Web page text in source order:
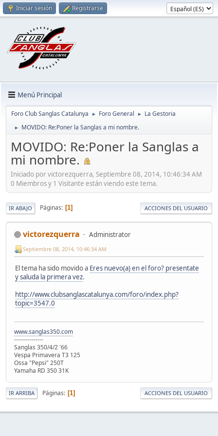
Iniciar sesión Registrarse
Menú Principal
Foro Club Sanglas Catalunya ► Foro General ► La Gestoria
► MOVIDO: Re:Poner la Sanglas a mi nombre.
MOVIDO: Re:Poner la Sanglas a
mi nombre.
Iniciado por victorezquerra, Septiembre 08, 2014, 10:46:34 AM
0 Miembros y 1 Visitante están viendo este tema.
IR ABAJO Páginas 1 ACCIONES DEL USUARIO
victorezquerra Administrator
Septiembre 08, 2014, 10:46:34 AM
El tema ha sido movido a Eres nuevo(a) en el foro? presentate
y saluda la primera vez.
http://www.clubsanglascatalunya.com/foro/index.php?
topic=3547.0
www.sanglas350.com
---------------
Sanglas 350/4/2 '66
Vespa Primavera T3 125
Ossa "Pepsi" 250T
Yamaha RD 350 31K
IR ARRIBA Páginas 1 ACCIONES DEL USUARIO